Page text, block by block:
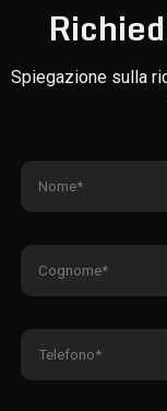
Spiegazione sulla